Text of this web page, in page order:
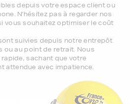
depuis votre espace client ou
N'hésitez pas à regarder nos
vous souhaitez optimiser le coût
suivies depuis notre entrepôt
ou au point de retrait. Nous
sachant que votre
attendue avec impatience.